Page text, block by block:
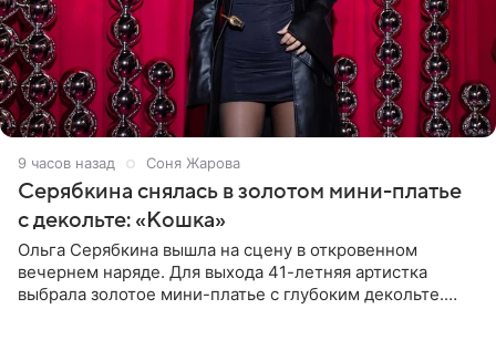
9 часов назад Соня Жарова
Серябкина снялась в золотом мини-платье
с декольте: «Кошка»
Ольга Серябкина вышла на сцену в откровенном
вечернем наряде. Для выхода 41-летняя артистка
выбрала золотое мини-платье с глубоким декольте.